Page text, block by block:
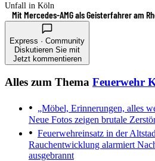
Unfall in Köln
Mit Mercedes-AMG als Geisterfahrer am
Express · Community
Diskutieren Sie mit
Jetzt kommentieren
Alles zum Thema Feuerwehr
„Möbel, Erinnerungen, alles
Neue Fotos zeigen brutale
Feuerwehreinsatz in der
Rauchentwicklung alarmiert
ausgebrannt